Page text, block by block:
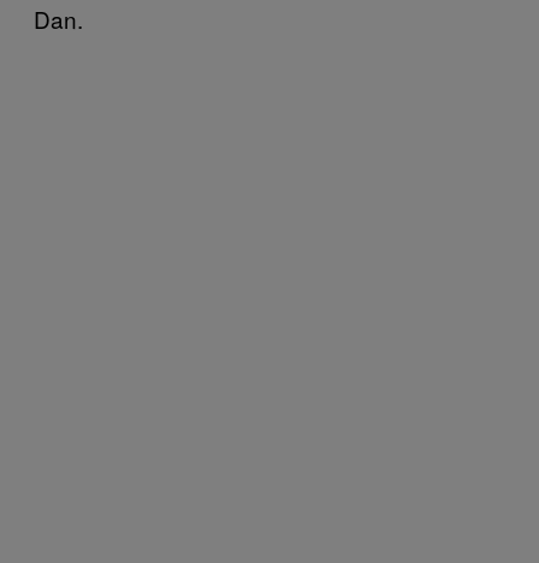
Dan.